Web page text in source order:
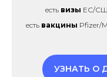
есть визы ЕС/
есть вакцины Pfizer/
УЗНАТЬ О